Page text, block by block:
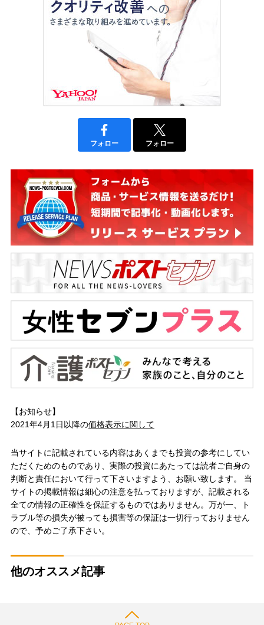
フォロー フォロー
【お知らせ】
2021年4月1日以降の価格表示に関して
当サイトに記載されている内容はあくまでも投資の参考にしてい
ただくためのものであり、実際の投資にあたっては読者ご自身の
判断と責任において行って下さいますよう、お願い致します。 当
サイトの掲載情報は細心の注意を払っておりますが、記載される
全ての情報の正確性を保証するものではありません。万が一、ト
ラブル等の損失が被っても損害等の保証は一切行っておりません
ので、予めご了承下さい。
他のオススメ記事